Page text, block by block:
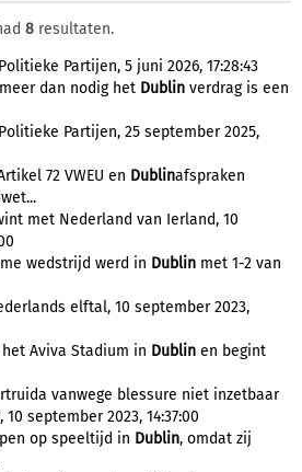
8 resultaten.
Partijen, 5 juni 2026, 17:28:43
dan nodig het Dublin verdrag is een
Partijen, 25 september 2025,
72 VWEU en Dublinafspraken
met Nederland van Ierland, 10
wedstrijd werd in Dublin met 1-2 van
elftal, 10 september 2023,
Aviva Stadium in Dublin en begint
vanwege blessure niet inzetbaar
september 2023, 14:37:00
op speeltijd in Dublin, omdat zij